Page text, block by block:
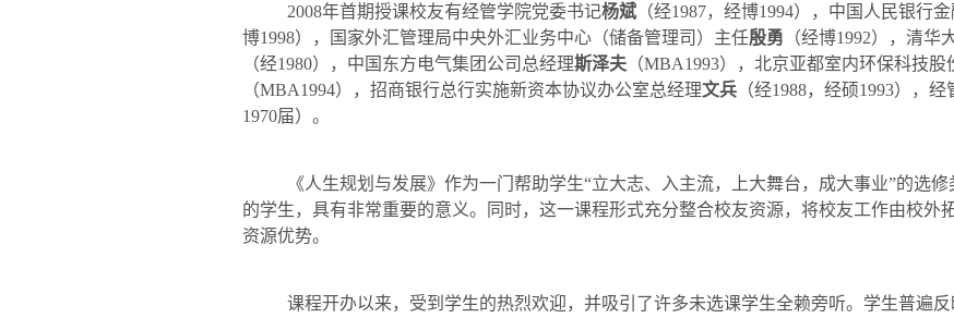
2008年首期授课校友有经管学院党委书记杨斌（经1987，经博1994），中国人民银行
博1998），国家外汇管理局中央外汇业务中心（储备管理司）主任殷勇 （经博1992），清华
（经1980），中国东方电气集团公司总经理斯泽夫 （MBA1993），北京亚都室内环保科技股
（MBA1994），招商银行总行实施新资本协议办公室总经理文兵 （经1988，经硕1993），经
1970届）。
《人生规划与发展》作为一门帮助学生“立大志、入主流，上大舞台，成大事业”的选
的学生，具有非常重要的意义。同时，这一课程形式充分整合校友资源，将校友工作由校外
资源优势。
课程开办以来，受到学生的热烈欢迎，并吸引了许多未选课学生全赖旁听。学生普遍反